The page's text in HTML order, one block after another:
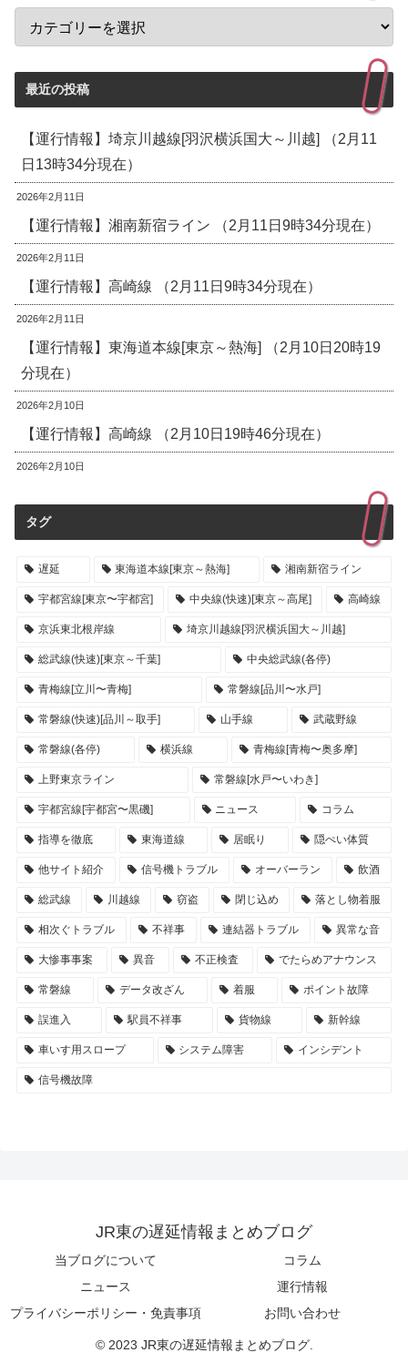
最近の投稿
【運行情報】埼京川越線[羽沢横浜国大～川越] （2月11
日13時34分現在）
2026年2月11日
【運行情報】湘南新宿ライン （2月11日9時34分現在）
2026年2月11日
【運行情報】高崎線 （2月11日9時34分現在）
2026年2月11日
【運行情報】東海道本線[東京～熱海] （2月10日20時19
分現在）
2026年2月10日
【運行情報】高崎線 （2月10日19時46分現在）
2026年2月10日
タグ
遅延 東海道本線[東京～熱海] 湘南新宿ライン
宇都宮線[東京〜宇都宮] 中央線(快速)[東京～高尾] 高崎線
京浜東北根岸線 埼京川越線[羽沢横浜国大～川越]
総武線(快速)[東京～千葉] 中央総武線(各停)
青梅線[立川〜青梅] 常磐線[品川〜水戸]
常磐線(快速)[品川～取手] 山手線 武蔵野線
常磐線(各停) 横浜線 青梅線[青梅〜奥多摩]
上野東京ライン 常磐線[水戸〜いわき]
宇都宮線[宇都宮〜黒磯] ニュース コラム
指導を徹底 東海道線 居眠り 隠ぺい体質
他サイト紹介 信号機トラブル オーバーラン 飲酒
総武線 川越線 窃盗 閉じ込め 落とし物着服
相次ぐトラブル 不祥事 連結器トラブル 異常な音
大惨事事案 異音 不正検査 でたらめアナウンス
常磐線 データ改ざん 着服 ポイント故障
誤進入 駅員不祥事 貨物線 新幹線
車いす用スロープ システム障害 インシデント
信号機故障
JR東の遅延情報まとめブログ
当ブログについて
コラム
ニュース
運行情報
プライバシーポリシー・免責事項
お問い合わせ
© 2023 JR東の遅延情報まとめブログ.